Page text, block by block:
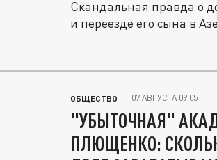
Скандальная правда о
и переезде его сына в
ОБЩЕСТВО 07 АВГУСТА 09:05
"УБЫТОЧНАЯ"
ПЛЮЩЕНКО: